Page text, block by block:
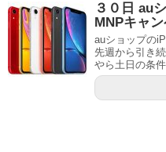
３０日 au
MNPキャン
auショップの
先週から引き
やら土日の条